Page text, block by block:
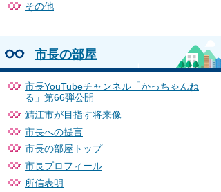
その他
市長の部屋
市長YouTubeチャンネル「かっちゃんね
る」第66弾公開
鯖江市が目指す将来像
市長への提言
市長の部屋トップ
市長プロフィール
所信表明